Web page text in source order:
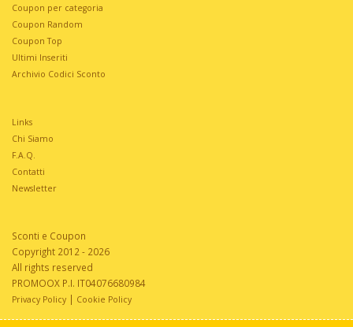
Coupon per categoria
Coupon Random
Coupon Top
Ultimi Inseriti
Archivio Codici Sconto
Links
Chi Siamo
F.A.Q.
Contatti
Newsletter
Sconti e Coupon
Copyright 2012 - 2026
All rights reserved
PROMOOX P.I. IT04076680984
Privacy Policy | Cookie Policy